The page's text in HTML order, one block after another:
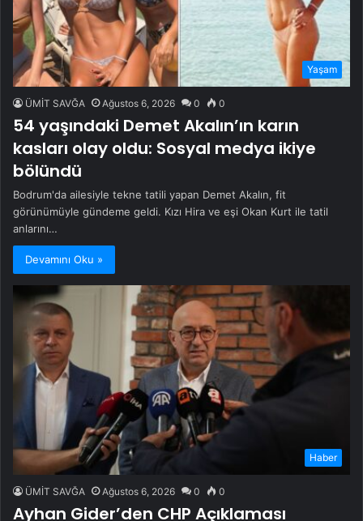
Yaşam
ÜMİT SAVĞA Ağustos 6, 2026 0 0
54 yaşındaki Demet Akalın’ın karın
kasları olay oldu: Sosyal medya ikiye
bölündü
Bodrum'da ailesiyle tekne tatili yapan Demet Akalın, fit
görünümüyle gündeme geldi. Kızı Hira ve eşi Okan Kurt ile tatil
anlarını…
Devamını Oku »
Haber
ÜMİT SAVĞA Ağustos 6, 2026 0 0
Ayhan Gider’den CHP Açıklaması